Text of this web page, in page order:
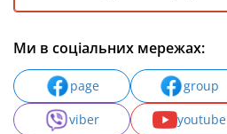
Ми в соціальних мережах:
page group
viber
youtube